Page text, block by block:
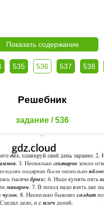
Показать содержание
535 536 537 538
Решебник
задание / 536